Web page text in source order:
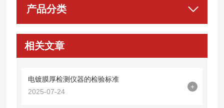
产品分类
相关文章
电镀膜厚检测仪器的检验标准
2025-07-24
+